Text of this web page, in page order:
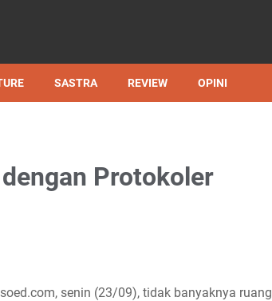
SASTRA REVIEW OPINI
Protokoler
senin (23/09), tidak banyaknya ruang